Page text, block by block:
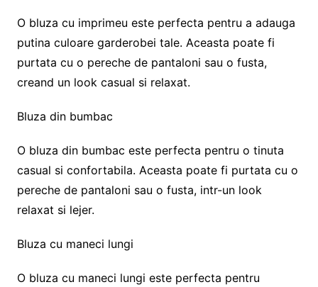
O bluza cu imprimeu este perfecta pentru a adauga
putina culoare garderobei tale. Aceasta poate fi
purtata cu o pereche de pantaloni sau o fusta,
creand un look casual si relaxat.
Bluza din bumbac
O bluza din bumbac este perfecta pentru o tinuta
casual si confortabila. Aceasta poate fi purtata cu o
pereche de pantaloni sau o fusta, intr-un look
relaxat si lejer.
Bluza cu maneci lungi
O bluza cu maneci lungi este perfecta pentru